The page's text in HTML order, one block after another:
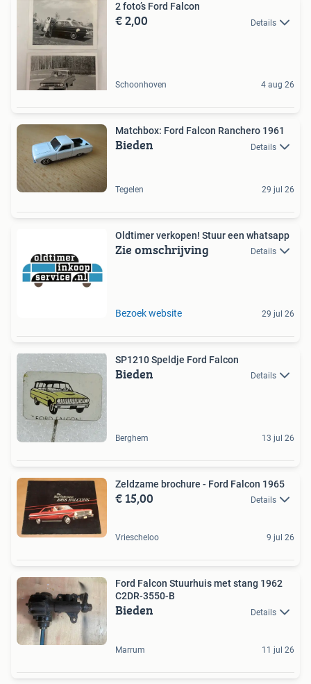
2 foto’s Ford Falcon
€ 2,00 Details
Schoonhoven 4 aug 26
Matchbox: Ford Falcon Ranchero 1961
Bieden Details
Tegelen 29 jul 26
Oldtimer verkopen! Stuur een whatsapp
Zie omschrijving Details
Bezoek website 29 jul 26
SP1210 Speldje Ford Falcon
Bieden Details
Berghem 13 jul 26
Zeldzame brochure - Ford Falcon 1965
€ 15,00 Details
Vriescheloo 9 jul 26
Ford Falcon Stuurhuis met stang 1962
C2DR-3550-B
Bieden Details
Marrum 11 jul 26